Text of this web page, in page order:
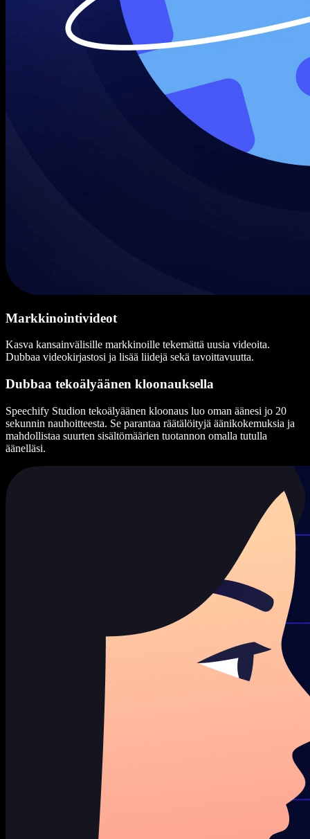
Markkinointivideot
Kasva kansainvälisille markkinoille tekemättä uusia videoita.
Dubbaa videokirjastosi ja lisää liidejä sekä tavoittavuutta.
Dubbaa tekoälyäänen kloonauksella
Speechify Studion tekoälyäänen kloonaus luo oman äänesi jo 20
sekunnin nauhoitteesta. Se parantaa räätälöityjä äänikokemuksia ja
mahdollistaa suurten sisältömäärien tuotannon omalla tutulla
äänelläsi.